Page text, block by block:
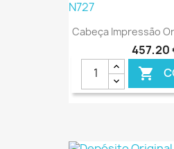
Cabeça Impressão
457,20
